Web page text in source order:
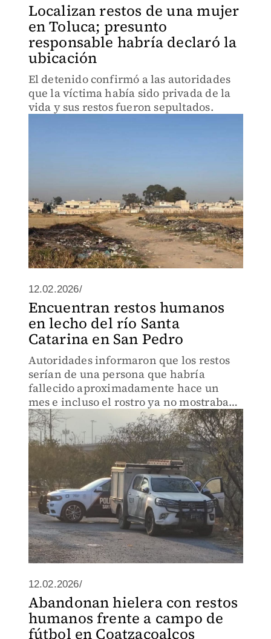
Localizan restos de una mujer
en Toluca; presunto
responsable habría declaró la
ubicación
El detenido confirmó a las autoridades
que la víctima había sido privada de la
vida y sus restos fueron sepultados.
12.02.2026/
Encuentran restos humanos
en lecho del río Santa
Catarina en San Pedro
Autoridades informaron que los restos
serían de una persona que habría
fallecido aproximadamente hace un
mes e incluso el rostro ya no mostraba
rasgos faciales.
12.02.2026/
Abandonan hielera con restos
humanos frente a campo de
fútbol en Coatzacoalcos